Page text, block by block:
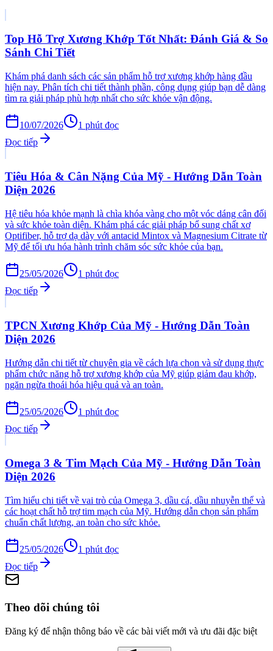
Top Hỗ Trợ Xương Khớp Tốt Nhất: Đánh Giá & So
Sánh Chi Tiết
Khám phá danh sách các sản phẩm hỗ trợ xương khớp hàng đầu
hiện nay. Phân tích chi tiết thành phần, công dụng giúp bạn dễ dàng
tìm ra giải pháp phù hợp nhất cho sức khỏe vận động.
10/07/2026 1 phút đọc
Đọc tiếp
Tiêu Hóa & Cân Nặng Của Mỹ - Hướng Dẫn Toàn
Diện 2026
Hệ tiêu hóa khỏe mạnh là chìa khóa vàng cho một vóc dáng cân đối
và sức khỏe toàn diện. Khám phá các giải pháp bổ sung chất xơ
Optifiber, hỗ trợ dạ dày với antacid Mintox và Magnesium Citrate từ
Mỹ để tối ưu hóa hành trình chăm sóc sức khỏe của bạn.
25/05/2026 1 phút đọc
Đọc tiếp
TPCN Xương Khớp Của Mỹ - Hướng Dẫn Toàn
Diện 2026
Hướng dẫn chi tiết từ chuyên gia về cách lựa chọn và sử dụng thực
phẩm chức năng hỗ trợ xương khớp của Mỹ giúp giảm đau khớp,
ngăn ngừa thoái hóa hiệu quả và an toàn.
25/05/2026 1 phút đọc
Đọc tiếp
Omega 3 & Tim Mạch Của Mỹ - Hướng Dẫn Toàn
Diện 2026
Tìm hiểu chi tiết về vai trò của Omega 3, dầu cá, dầu nhuyễn thể và
các hoạt chất hỗ trợ tim mạch của Mỹ. Hướng dẫn chọn sản phẩm
chuẩn chất lượng, an toàn cho sức khỏe.
25/05/2026 1 phút đọc
Đọc tiếp
Theo dõi chúng tôi
Đăng ký để nhận thông báo về các bài viết mới và ưu đãi đặc biệt